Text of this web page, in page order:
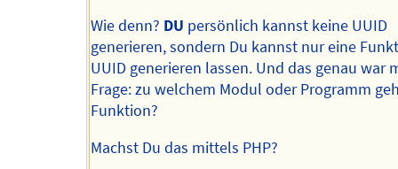
Wie denn? DU persönlich kannst keine UUID
generieren, sondern Du kannst nur eine
UUID generieren lassen. Und das genau war
Frage: zu welchem Modul oder Programm
Funktion?
Machst Du das mittels PHP?